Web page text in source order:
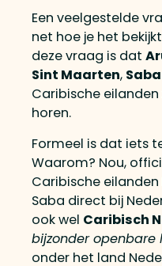
Een veelgestelde
net hoe je het
deze vraag is dat
Sint Maarten, Saba
Caribische
horen.
Formeel is dat iets
Waarom? Nou,
Caribische eilanden
Saba direct bij
ook wel Caribisch
bijzonder openbare
onder het land